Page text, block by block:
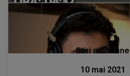
Stiri mondene
10 mai 2021